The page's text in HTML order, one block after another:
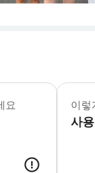
요 이렇
사